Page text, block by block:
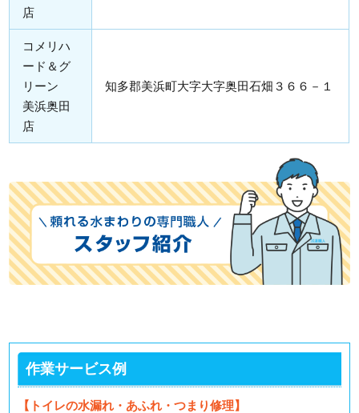
店
コメリハ
ード＆グ
リーン
美浜奥田
店
知多郡美浜町大字大字奥田石畑３６６－１
作業サービス例
【トイレの水漏れ・あふれ・つまり修理】